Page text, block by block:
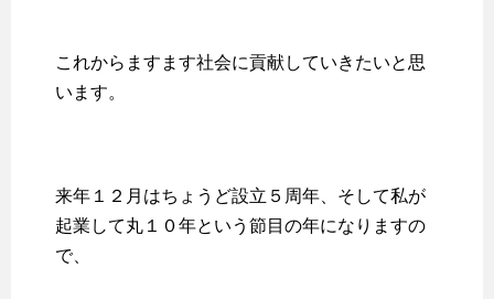
これからますます社会に貢献していきたいと思
います。
来年１２月はちょうど設立５周年、そして私が
起業して丸１０年という節目の年になりますの
で、